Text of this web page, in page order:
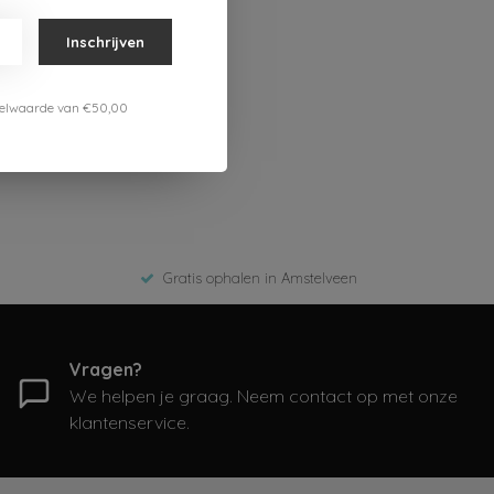
Gratis ophalen in Amstelveen
Vragen?
We helpen je graag. Neem contact op met onze
klantenservice.
Inschrijven
van €50,00